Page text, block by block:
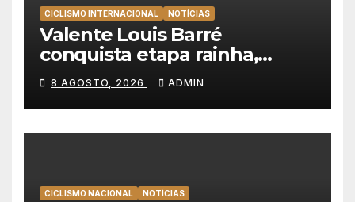
CICLISMO INTERNACIONAL NOTÍCIAS
Valente Louis Barré
conquista etapa rainha,
Christian Scaroni é o novo
líder da Volta a Polónia
8 AGOSTO, 2026 ADMIN
CICLISMO NACIONAL NOTÍCIAS